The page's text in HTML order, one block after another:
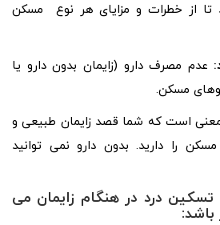
از خطرات و مزایای هر نوع مسکن
عدم مصرف دارو (زایمان بدون دارو یا
مسکن.
معنی است که شما قصد زایمان طبیعی و
را دارید. بدون دارو نمی توانید
تسکین درد در هنگام زایمان می
باشد: